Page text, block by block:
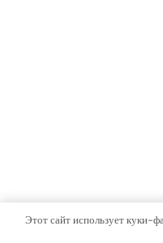
Этот сайт использует куки-